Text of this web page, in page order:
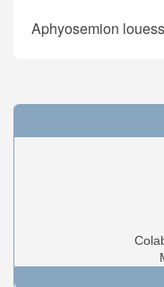
Aphyosemion